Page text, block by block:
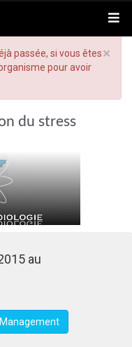
×
passée, si vous êtes
pour avoir
du stress
au
Management